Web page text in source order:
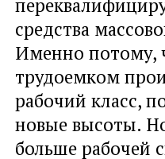
средства
Именно потому,
трудоемком
рабочий класс,
новые высоты.
больше рабочей